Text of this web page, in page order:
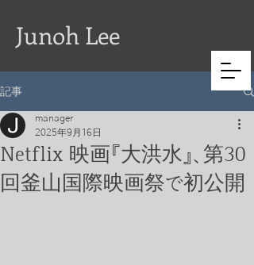
Junoh Lee
記事
Netflix 映画『大洪水』、第30
回釜山国際映画祭で初公開
manager
2025年9月16日